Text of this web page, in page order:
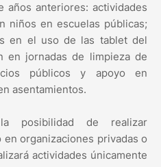
años anteriores: actividades
niños en escuelas públicas;
en el uso de las tablet del
en jornadas de limpieza de
públicos y apoyo en
asentamientos.
posibilidad de realizar
organizaciones privadas o
actividades únicamente